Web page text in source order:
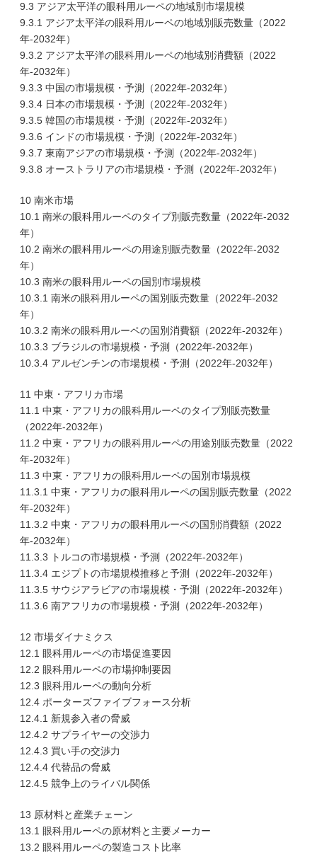
9.3 アジア太平洋の眼科用ルーペの地域別市場規模
9.3.1 アジア太平洋の眼科用ルーペの地域別販売数量（2022
年-2032年）
9.3.2 アジア太平洋の眼科用ルーペの地域別消費額（2022
年-2032年）
9.3.3 中国の市場規模・予測（2022年-2032年）
9.3.4 日本の市場規模・予測（2022年-2032年）
9.3.5 韓国の市場規模・予測（2022年-2032年）
9.3.6 インドの市場規模・予測（2022年-2032年）
9.3.7 東南アジアの市場規模・予測（2022年-2032年）
9.3.8 オーストラリアの市場規模・予測（2022年-2032年）
10 南米市場
10.1 南米の眼科用ルーペのタイプ別販売数量（2022年-2032
年）
10.2 南米の眼科用ルーペの用途別販売数量（2022年-2032
年）
10.3 南米の眼科用ルーペの国別市場規模
10.3.1 南米の眼科用ルーペの国別販売数量（2022年-2032
年）
10.3.2 南米の眼科用ルーペの国別消費額（2022年-2032年）
10.3.3 ブラジルの市場規模・予測（2022年-2032年）
10.3.4 アルゼンチンの市場規模・予測（2022年-2032年）
11 中東・アフリカ市場
11.1 中東・アフリカの眼科用ルーペのタイプ別販売数量
（2022年-2032年）
11.2 中東・アフリカの眼科用ルーペの用途別販売数量（2022
年-2032年）
11.3 中東・アフリカの眼科用ルーペの国別市場規模
11.3.1 中東・アフリカの眼科用ルーペの国別販売数量（2022
年-2032年）
11.3.2 中東・アフリカの眼科用ルーペの国別消費額（2022
年-2032年）
11.3.3 トルコの市場規模・予測（2022年-2032年）
11.3.4 エジプトの市場規模推移と予測（2022年-2032年）
11.3.5 サウジアラビアの市場規模・予測（2022年-2032年）
11.3.6 南アフリカの市場規模・予測（2022年-2032年）
12 市場ダイナミクス
12.1 眼科用ルーペの市場促進要因
12.2 眼科用ルーペの市場抑制要因
12.3 眼科用ルーペの動向分析
12.4 ポーターズファイブフォース分析
12.4.1 新規参入者の脅威
12.4.2 サプライヤーの交渉力
12.4.3 買い手の交渉力
12.4.4 代替品の脅威
12.4.5 競争上のライバル関係
13 原材料と産業チェーン
13.1 眼科用ルーペの原材料と主要メーカー
13.2 眼科用ルーペの製造コスト比率